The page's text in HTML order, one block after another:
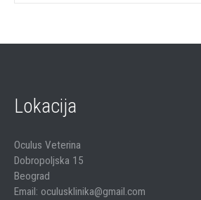
Lokacija
Oculus Veterina
Dobropoljska 15
Beograd
Email: oculusklinika@gmail.com